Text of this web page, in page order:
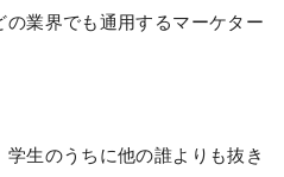
業界でも通用するマーケター
学生のうちに他の誰よりも抜き